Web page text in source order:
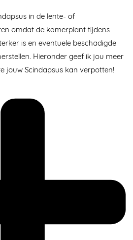
in de lente- of
omdat de kamerplant tijdens
is en eventuele beschadigde
Hieronder geef ik jou meer
jouw Scindapsus kan verpotten!